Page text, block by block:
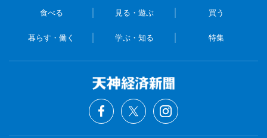
食べる 見る・遊ぶ 買う
暮らす・働く 学ぶ・知る 特集